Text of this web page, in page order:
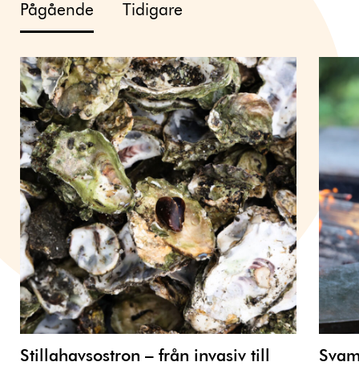
Pågående Tidigare
Stillahavsostron – från invasiv till